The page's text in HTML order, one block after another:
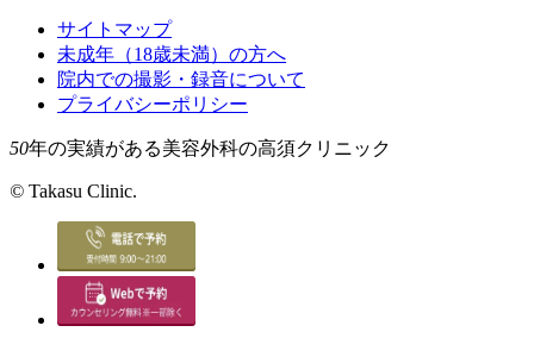
サイトマップ
未成年（18歳未満）の方へ
院内での撮影・録音について
プライバシーポリシー
50年の実績がある美容外科の高須クリニック
© Takasu Clinic.